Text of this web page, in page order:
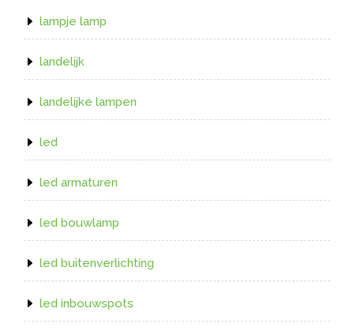
lampje lamp
landelijk
landelijke lampen
led
led armaturen
led bouwlamp
led buitenverlichting
led inbouwspots